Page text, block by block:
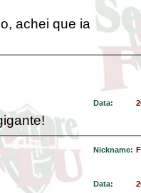
achei que ia
Data:
Nickname:
Data: